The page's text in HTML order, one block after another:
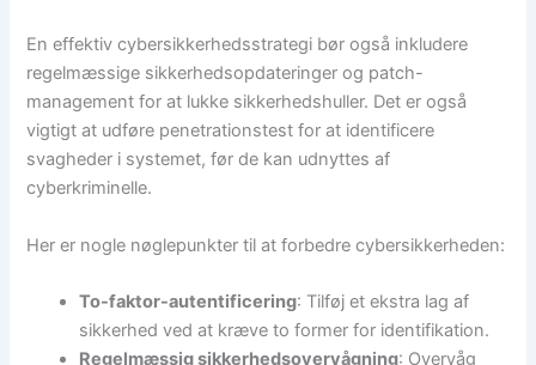
En effektiv cybersikkerhedsstrategi bør også inkludere
regelmæssige sikkerhedsopdateringer og patch-
management for at lukke sikkerhedshuller. Det er også
vigtigt at udføre penetrationstest for at identificere
svagheder i systemet, før de kan udnyttes af
cyberkriminelle.
Her er nogle nøglepunkter til at forbedre cybersikkerheden:
To-faktor-autentificering: Tilføj et ekstra lag af
sikkerhed ved at kræve to former for identifikation.
Regelmæssig sikkerhedsovervågning: Overvåg